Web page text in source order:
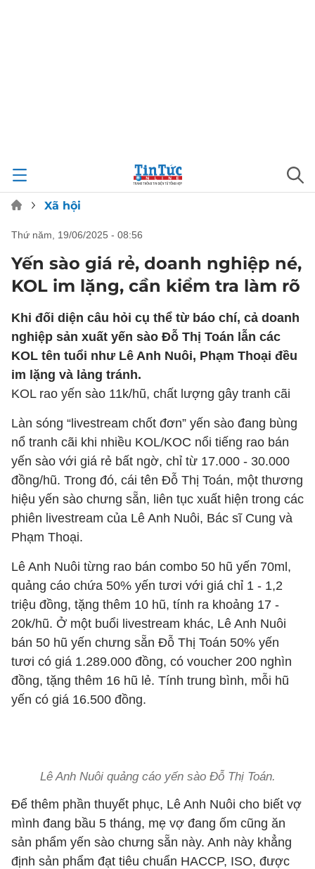
Xã hội
thứ năm, 19/06/2025 - 08:56
Yến sào giá rẻ, doanh nghiệp né,
KOL im lặng, cần kiểm tra làm rõ
Khi đối diện câu hỏi cụ thể từ báo chí, cả doanh
nghiệp sản xuất yến sào Đỗ Thị Toán lẫn các
KOL tên tuổi như Lê Anh Nuôi, Phạm Thoại đều
im lặng và lảng tránh.
KOL rao yến sào 11k/hũ, chất lượng gây tranh cãi
Làn sóng “livestream chốt đơn” yến sào đang bùng
nổ tranh cãi khi nhiều KOL/KOC nổi tiếng rao bán
yến sào với giá rẻ bất ngờ, chỉ từ 17.000 - 30.000
đồng/hũ. Trong đó, cái tên Đỗ Thị Toán, một thương
hiệu yến sào chưng sẵn, liên tục xuất hiện trong các
phiên livestream của Lê Anh Nuôi, Bác sĩ Cung và
Phạm Thoại.
Lê Anh Nuôi từng rao bán combo 50 hũ yến 70ml,
quảng cáo chứa 50% yến tươi với giá chỉ 1 - 1,2
triệu đồng, tặng thêm 10 hũ, tính ra khoảng 17 -
20k/hũ. Ở một buổi livestream khác, Lê Anh Nuôi
bán 50 hũ yến chưng sẵn Đỗ Thị Toán 50% yến
tươi có giá 1.289.000 đồng, có voucher 200 nghìn
đồng, tặng thêm 16 hũ lẻ. Tính trung bình, mỗi hũ
yến có giá 16.500 đồng.
Lê Anh Nuôi quảng cáo yến sào Đỗ Thị Toán.
Để thêm phần thuyết phục, Lê Anh Nuôi cho biết vợ
mình đang bầu 5 tháng, mẹ vợ đang ốm cũng ăn
sản phẩm yến sào chưng sẵn này. Anh này khẳng
định sản phẩm đạt tiêu chuẩn HACCP, ISO, được